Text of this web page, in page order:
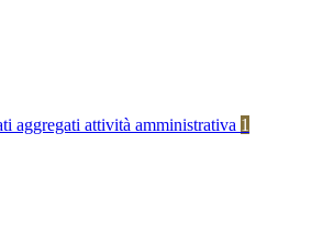
aggregati attività amministrativa 1